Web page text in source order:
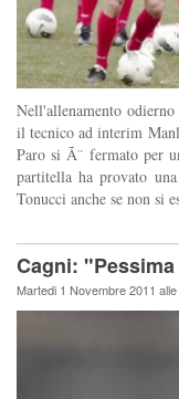
Nell'allenamento
il tecnico ad interim
Paro si Ã¨ fermato per
partitella ha provato
Tonucci anche se non si
Cagni:
Martedi 1 Novembre 2011